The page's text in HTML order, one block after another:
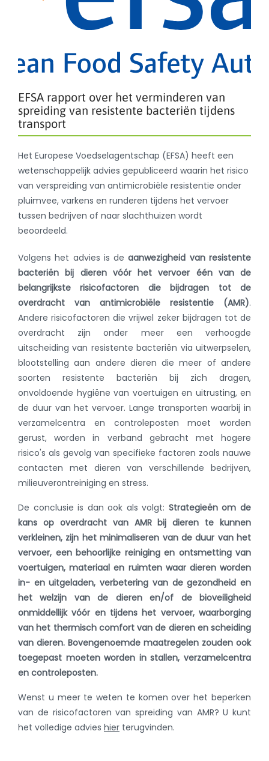
EFSA rapport over het verminderen van
spreiding van resistente bacteriën tijdens
transport
Het Europese Voedselagentschap (EFSA) heeft een
wetenschappelijk advies gepubliceerd waarin het risico
van verspreiding van antimicrobiële resistentie onder
pluimvee, varkens en runderen tijdens het vervoer
tussen bedrijven of naar slachthuizen wordt
beoordeeld.
Volgens het advies is deaanwezigheid van resistente
bacteriën bij dieren vóór het vervoer één van de
belangrijkste risicofactoren die bijdragen tot de
overdracht van antimicrobiële resistentie (AMR).
Andere risicofactoren die vrijwel zeker bijdragen tot de
overdracht zijn onder meer een verhoogde
uitscheiding van resistente bacteriën via uitwerpselen,
blootstelling aan andere dieren die meer of andere
soorten resistente bacteriën bij zich dragen,
onvoldoende hygiëne van voertuigen en uitrusting, en
de duur van het vervoer. Lange transporten waarbij in
verzamelcentra en controleposten moet worden
gerust, worden in verband gebracht met hogere
risico's als gevolg van specifieke factoren zoals nauwe
contacten met dieren van verschillende bedrijven,
milieuverontreiniging en stress.
De conclusie is dan ook als volgt: Strategieën om de
kans op overdracht van AMR bij dieren te kunnen
verkleinen, zijn het minimaliseren van de duur van het
vervoer, een behoorlijke reiniging en ontsmetting van
voertuigen, materiaal en ruimten waar dieren worden
in- en uitgeladen, verbetering van de gezondheid en
het welzijn van de dieren en/of de bioveiligheid
onmiddellijk vóór en tijdens het vervoer, waarborging
van het thermisch comfort van de dieren en scheiding
van dieren. Bovengenoemde maatregelen zouden ook
toegepast moeten worden in stallen, verzamelcentra
en controleposten.
Wenst u meer te weten te komen over het beperken
van de risicofactoren van spreiding van AMR? U kunt
het volledige advies hier terugvinden.